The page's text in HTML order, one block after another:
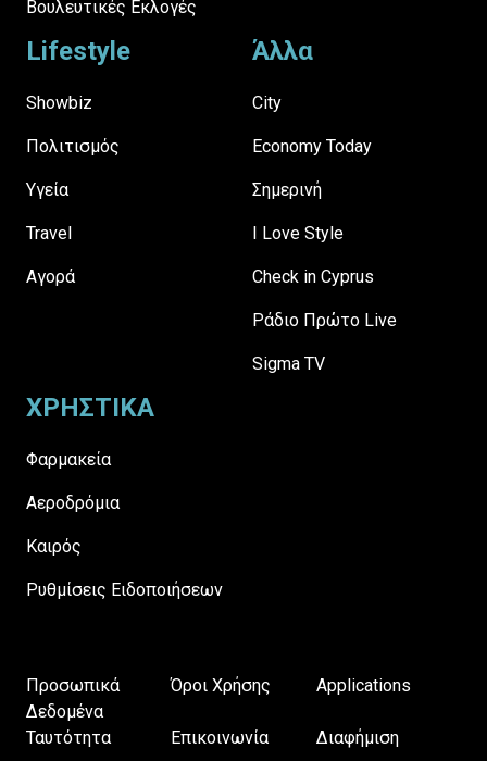
Βουλευτικές Εκλογές
Lifestyle
Showbiz
Πολιτισμός
Υγεία
Travel
Αγορά
Άλλα
City
Economy Today
Σημερινή
I Love Style
Check in Cyprus
Ράδιο Πρώτο Live
Sigma TV
ΧΡΗΣΤΙΚΑ
Φαρμακεία
Αεροδρόμια
Καιρός
Ρυθμίσεις Ειδοποιήσεων
Προσωπικά
Δεδομένα
Όροι Χρήσης Applications
Ταυτότητα Επικοινωνία Διαφήμιση